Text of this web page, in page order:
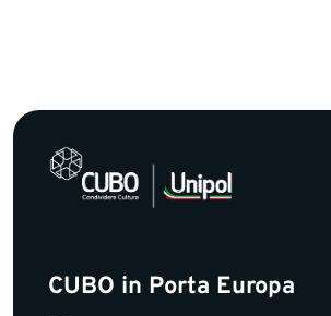
CUBO in Porta Europa